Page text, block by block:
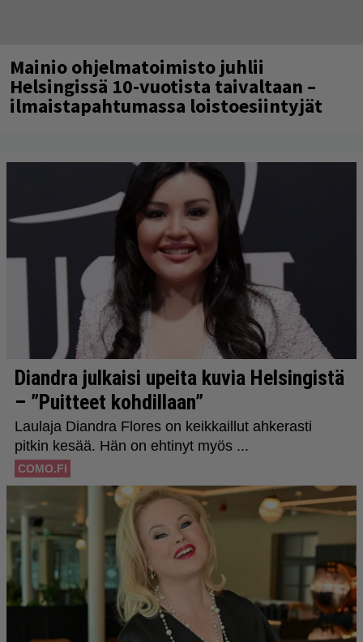
Mainio ohjelmatoimisto juhlii
Helsingissä 10-vuotista taivaltaan –
ilmaistapahtumassa loistoesiintyjät